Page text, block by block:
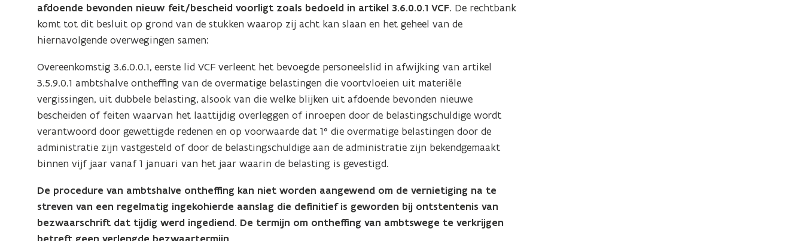
afdoende bevonden nieuw feit/bescheid voorligt zoals bedoeld in artikel 3.6.0.0.1 VCF. De rechtbank
komt tot dit besluit op grond van de stukken waarop zij acht kan slaan en het geheel van de
hiernavolgende overwegingen samen:
Overeenkomstig 3.6.0.0.1, eerste lid VCF verleent het bevoegde personeelslid in afwijking van artikel
3.5.9.0.1 ambtshalve ontheffing van de overmatige belastingen die voortvloeien uit materiële
vergissingen, uit dubbele belasting, alsook van die welke blijken uit afdoende bevonden nieuwe
bescheiden of feiten waarvan het laattijdig overleggen of inroepen door de belastingschuldige wordt
verantwoord door gewettigde redenen en op voorwaarde dat 1° die overmatige belastingen door de
administratie zijn vastgesteld of door de belastingschuldige aan de administratie zijn bekendgemaakt
binnen vijf jaar vanaf 1 januari van het jaar waarin de belasting is gevestigd.
De procedure van ambtshalve ontheffing kan niet worden aangewend om de vernietiging na te
streven van een regelmatig ingekohierde aanslag die definitief is geworden bij ontstentenis van
bezwaarschrift dat tijdig werd ingediend. De termijn om ontheffing van ambtswege te verkrijgen